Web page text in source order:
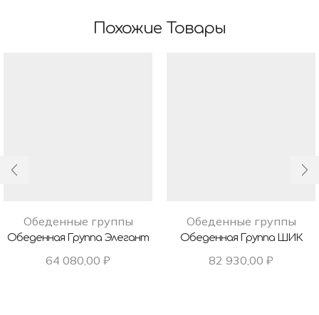
Похожие Товары
Обеденные группы
Обеденная Группа Элегант
64 080,00 ₽
Обеденные группы
Обеденная Группа ШИК
82 930,00 ₽